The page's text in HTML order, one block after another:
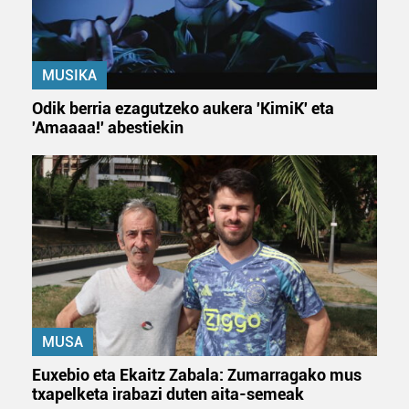
datuen atalean. Edozein unetan alda edo ken dezakezu
zure baimena Cookieen adierazpenean.
Webgune honek cookie propioak eta hirugarrenen cookie-
zerbitzuak hobetzeko asmoz, cookie teknologiaz
erabiltzeko baimen esplizitua ematen diguzu.Gehiago
irakurri
MUSIKA
Odik berria ezagutzeko aukera 'KimiK' eta
'Amaaaa!' abestiekin
MUSA
Euxebio eta Ekaitz Zabala: Zumarragako mus
txapelketa irabazi duten aita-semeak